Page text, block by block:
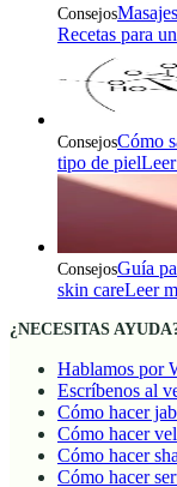
Consejos
Recetas para
ConsejosCómo
tipo de piel
ConsejosGuía
skin careLeer
¿NECESITAS
Hablamos por
Escríbenos al
Cómo hacer
Cómo hacer
Cómo hacer
Cómo hacer